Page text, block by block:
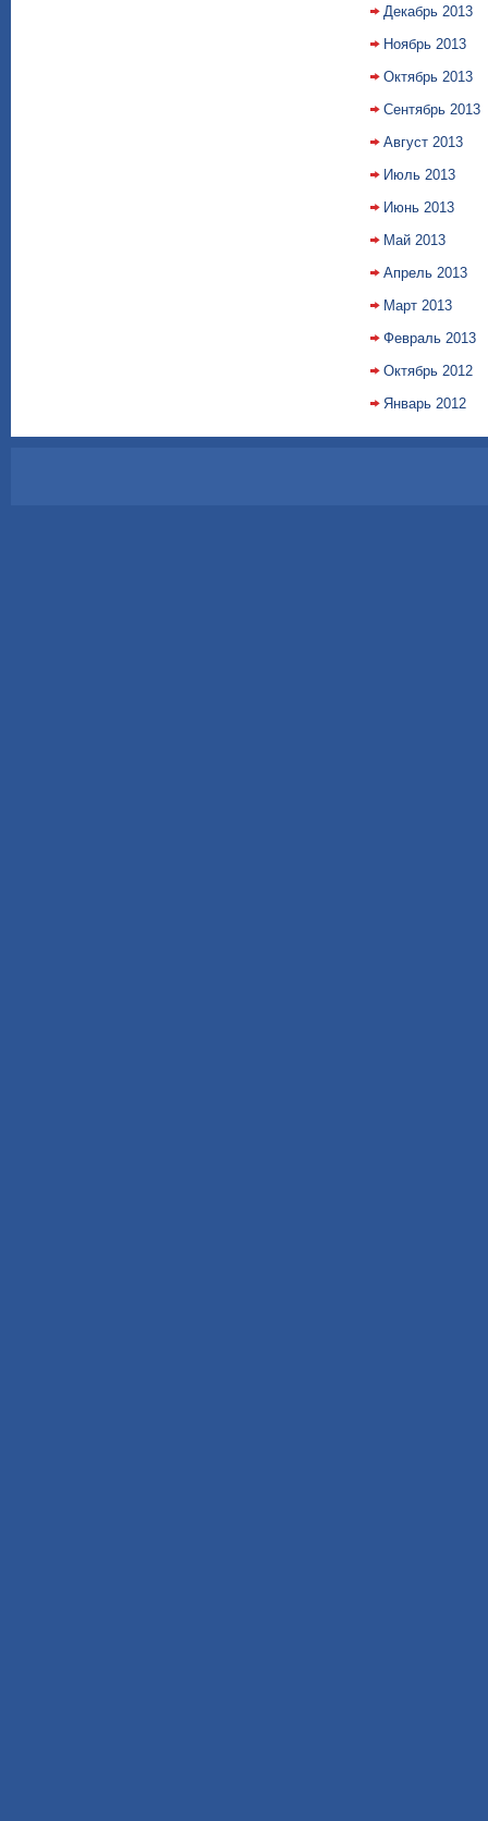
Декабрь 2013
Ноябрь 2013
Октябрь 2013
Сентябрь 2013
Август 2013
Июль 2013
Июнь 2013
Май 2013
Апрель 2013
Март 2013
Февраль 2013
Октябрь 2012
Январь 2012